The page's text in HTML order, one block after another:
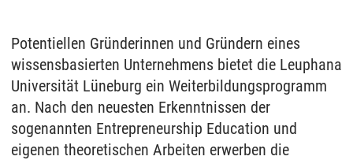
Potentiellen Gründerinnen und Gründern eines
wissensbasierten Unternehmens bietet die Leuphana
Universität Lüneburg ein Weiterbildungsprogramm
an. Nach den neuesten Erkenntnissen der
sogenannten Entrepreneurship Education und
eigenen theoretischen Arbeiten erwerben die